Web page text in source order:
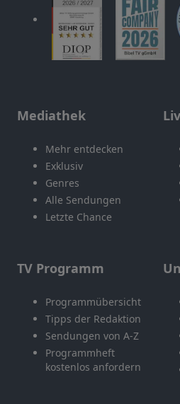
Mediathek
Mehr entdecken
Exklusiv
Genres
Alle Sendungen
Letzte Chance
TV Programm
Programmübersicht
Tipps der Redaktion
Sendungen von A-Z
Programmheft
kostenlos anfordern